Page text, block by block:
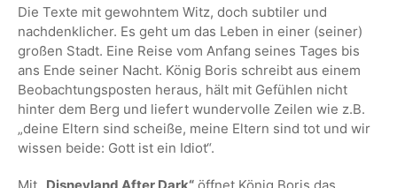
Die Texte mit gewohntem Witz, doch subtiler und
nachdenklicher. Es geht um das Leben in einer (seiner)
großen Stadt. Eine Reise vom Anfang seines Tages bis
ans Ende seiner Nacht. König Boris schreibt aus einem
Beobachtungsposten heraus, hält mit Gefühlen nicht
hinter dem Berg und liefert wundervolle Zeilen wie z.B.
„deine Eltern sind scheiße, meine Eltern sind tot und wir
wissen beide: Gott ist ein Idiot“.